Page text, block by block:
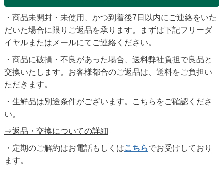
・商品未開封・未使用、かつ到着後7日以内にご連絡をいた
だいた場合に限りご返品を承ります。まずは下記フリーダ
イヤルまたは メールにてご連絡ください。
・商品に破損・不良があった場合、送料弊社負担で良品と
交換いたします。お客様都合のご返品は、送料をご負担い
ただきます。
・生鮮品は別途条件がございます。
こちら をご確認くださ
い。
⇒返品・交換についての詳細
・定期のご解約はお電話もしくはこちらでお受けしており
ます。